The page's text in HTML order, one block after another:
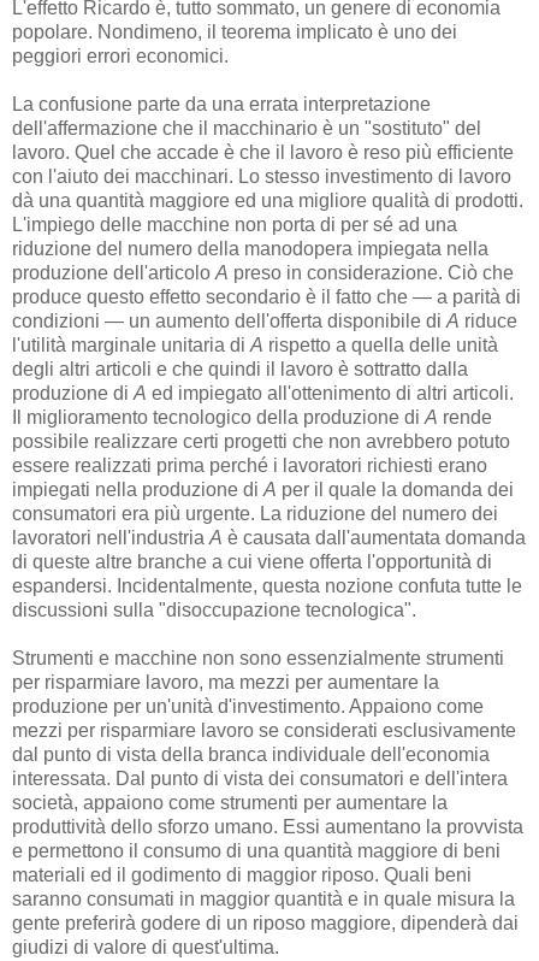
L'effetto Ricardo è, tutto sommato, un genere di economia
popolare. Nondimeno, il teorema implicato è uno dei
peggiori errori economici.
La confusione parte da una errata interpretazione
dell'affermazione che il macchinario è un "sostituto" del
lavoro. Quel che accade è che il lavoro è reso più efficiente
con l'aiuto dei macchinari. Lo stesso investimento di lavoro
dà una quantità maggiore ed una migliore qualità di prodotti.
L'impiego delle macchine non porta di per sé ad una
riduzione del numero della manodopera impiegata nella
produzione dell'articolo A preso in considerazione. Ciò che
produce questo effetto secondario è il fatto che — a parità di
condizioni — un aumento dell'offerta disponibile di A riduce
l'utilità marginale unitaria di A rispetto a quella delle unità
degli altri articoli e che quindi il lavoro è sottratto dalla
produzione di A ed impiegato all'ottenimento di altri articoli.
Il miglioramento tecnologico della produzione di A rende
possibile realizzare certi progetti che non avrebbero potuto
essere realizzati prima perché i lavoratori richiesti erano
impiegati nella produzione di A per il quale la domanda dei
consumatori era più urgente. La riduzione del numero dei
lavoratori nell'industria A è causata dall'aumentata domanda
di queste altre branche a cui viene offerta l'opportunità di
espandersi. Incidentalmente, questa nozione confuta tutte le
discussioni sulla "disoccupazione tecnologica".
Strumenti e macchine non sono essenzialmente strumenti
per risparmiare lavoro, ma mezzi per aumentare la
produzione per un'unità d'investimento. Appaiono come
mezzi per risparmiare lavoro se considerati esclusivamente
dal punto di vista della branca individuale dell'economia
interessata. Dal punto di vista dei consumatori e dell'intera
società, appaiono come strumenti per aumentare la
produttività dello sforzo umano. Essi aumentano la provvista
e permettono il consumo di una quantità maggiore di beni
materiali ed il godimento di maggior riposo. Quali beni
saranno consumati in maggior quantità e in quale misura la
gente preferirà godere di un riposo maggiore, dipenderà dai
giudizi di valore di quest'ultima.